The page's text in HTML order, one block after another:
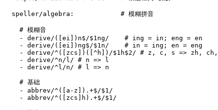
speller/algebra : # 模糊拼音
# 模糊音
- derive/([ei])n$/$1ng/
# ing = in; eng = en
- derive/([ei])ng$/$1n/
# in = ing; en = eng
- derive/^([zcs])([^h])/$1h$2/ # z, c, s => zh,
- derive/^n/l/ # n => l
- derive/^l/n/ # l => n
# 基础
- abbrev/^([a-z]).+$/$1/
- abbrev/^([zcs]h).+$/$1/